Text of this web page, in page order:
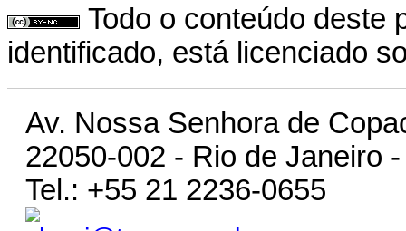
Todo o conteúdo deste
identificado, está licenciado
Av. Nossa Senhora de
22050-002 - Rio de Janeiro
Tel.: +55 21 2236-0655